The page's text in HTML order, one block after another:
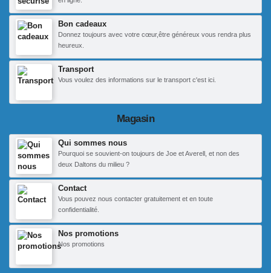
Bon cadeaux
Donnez toujours avec votre cœur,être généreux vous rendra plus
heureux.
Transport
Vous voulez des informations sur le transport c'est ici.
Magasin
Qui sommes nous
Pourquoi se souvient-on toujours de Joe et Averell, et non des
deux Daltons du milieu ?
Contact
Vous pouvez nous contacter gratuitement et en toute
confidentialité.
Nos promotions
Nos promotions